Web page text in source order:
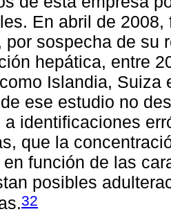
En abril de
por sospecha de su
hepática, entre
Islandia, Suiza
ese estudio no
a identificaciones
que la
función de las
posibles
32